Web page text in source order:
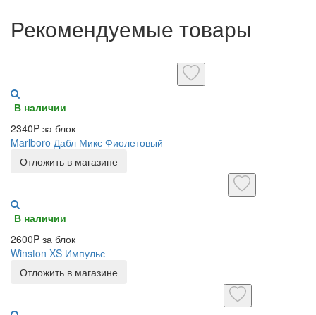
Рекомендуемые товары
В наличии
2340P за блок
Marlboro Дабл Микс Фиолетовый
Отложить в магазине
В наличии
2600P за блок
Winston XS Импульс
Отложить в магазине